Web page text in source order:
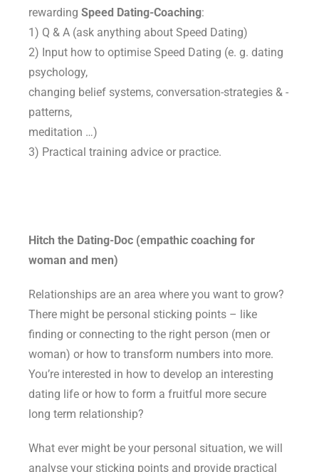
rewarding Speed Dating-Coaching:
1) Q & A (ask anything about Speed Dating)
2) Input how to optimise Speed Dating (e. g. dating
psychology,
changing belief systems, conversation-strategies & -
patterns,
meditation …)
3) Practical training advice or practice.
Hitch the Dating-Doc (empathic coaching for
woman and men)
Relationships are an area where you want to grow?
There might be personal sticking points – like
finding or connecting to the right person (men or
woman) or how to transform numbers into more.
You’re interested in how to develop an interesting
dating life or how to form a fruitful more secure
long term relationship?
What ever might be your personal situation, we will
analyse your sticking points and provide practical